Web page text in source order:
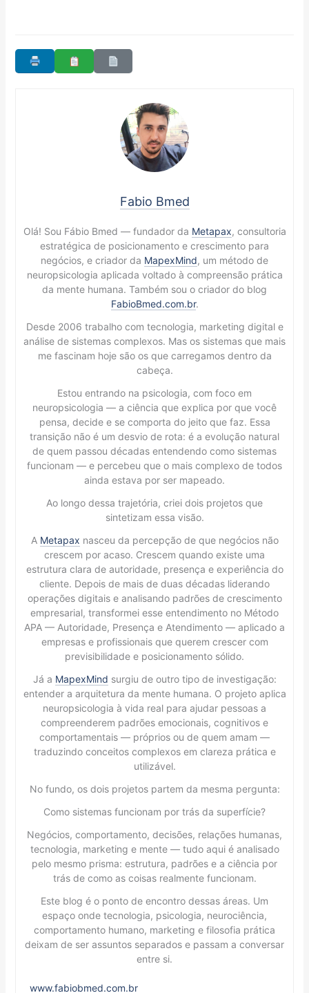
Fabio Bmed
Olá! Sou Fábio Bmed — fundador da Metapax, consultoria
estratégica de posicionamento e crescimento para
negócios, e criador da MapexMind, um método de
neuropsicologia aplicada voltado à compreensão prática
da mente humana. Também sou o criador do blog
FabioBmed.com.br.
Desde 2006 trabalho com tecnologia, marketing digital e
análise de sistemas complexos. Mas os sistemas que mais
me fascinam hoje são os que carregamos dentro da
cabeça.
Estou entrando na psicologia, com foco em
neuropsicologia — a ciência que explica por que você
pensa, decide e se comporta do jeito que faz. Essa
transição não é um desvio de rota: é a evolução natural
de quem passou décadas entendendo como sistemas
funcionam — e percebeu que o mais complexo de todos
ainda estava por ser mapeado.
Ao longo dessa trajetória, criei dois projetos que
sintetizam essa visão.
A Metapax nasceu da percepção de que negócios não
crescem por acaso. Crescem quando existe uma
estrutura clara de autoridade, presença e experiência do
cliente. Depois de mais de duas décadas liderando
operações digitais e analisando padrões de crescimento
empresarial, transformei esse entendimento no Método
APA — Autoridade, Presença e Atendimento — aplicado a
empresas e profissionais que querem crescer com
previsibilidade e posicionamento sólido.
Já a MapexMind surgiu de outro tipo de investigação:
entender a arquitetura da mente humana. O projeto aplica
neuropsicologia à vida real para ajudar pessoas a
compreenderem padrões emocionais, cognitivos e
comportamentais — próprios ou de quem amam —
traduzindo conceitos complexos em clareza prática e
utilizável.
No fundo, os dois projetos partem da mesma pergunta:
Como sistemas funcionam por trás da superfície?
Negócios, comportamento, decisões, relações humanas,
tecnologia, marketing e mente — tudo aqui é analisado
pelo mesmo prisma: estrutura, padrões e a ciência por
trás de como as coisas realmente funcionam.
Este blog é o ponto de encontro dessas áreas. Um
espaço onde tecnologia, psicologia, neurociência,
comportamento humano, marketing e filosofia prática
deixam de ser assuntos separados e passam a conversar
entre si.
www.fabiobmed.com.br